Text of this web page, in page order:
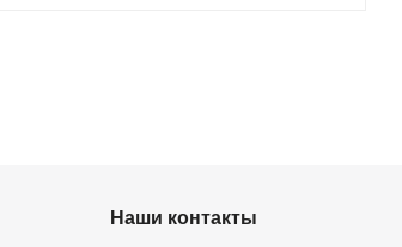
Наши контакты